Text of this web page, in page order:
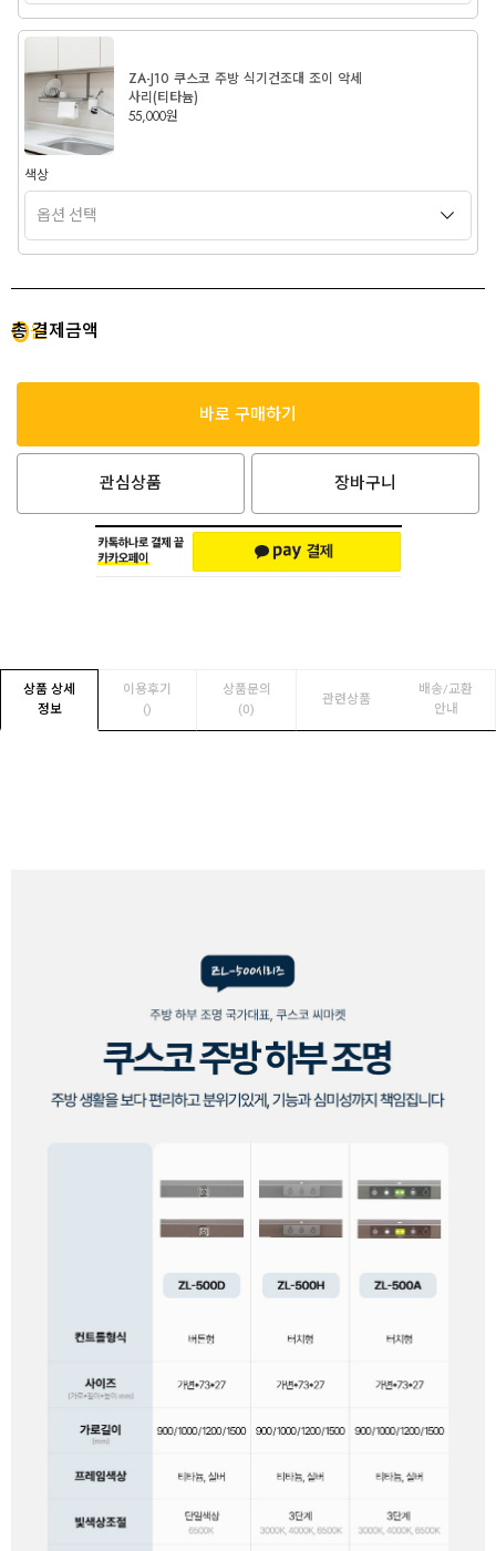
ZA-J10 쿠스코 주방 식기건조대 조이 악세
사리(티타늄)
55,000원
색상
총 결제금액
0원
바로 구매하기
관심상품 장바구니
상품 상세
정보
이용후기
()
상품문의
(0)
관련상품
배송/교환
안내